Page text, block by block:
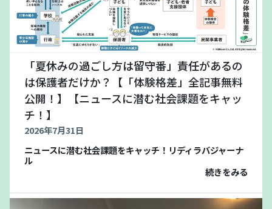
「夏休みの過ごし方は留守番」責任があるの
は保護者だけか？【「体験格差」全記事無料
公開！】【ニュースに潜む社会課題をキャッ
チ！】
2026年7月31日
ニュースに潜む社会課題をキャッチ！リディラバジャーナ
ル
続きをみる